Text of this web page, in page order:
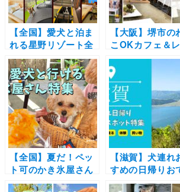
【全国】愛犬と泊ま
れる星野リゾート全
42施設大特集！実際
のお泊まり写真レポ
や口コミも | 大切な
ペットと特別な旅行
を楽しもう♪
【大阪】堺市の
こOKカフェ＆
トラン7選！わ
用メニューあり
内同伴OK店も
紹介♪
【全国】夏だ！ペッ
ト可のかき氷屋さん
特集！新規オープン
【滋賀】犬連れ
すめの日帰りお
けスポット特集